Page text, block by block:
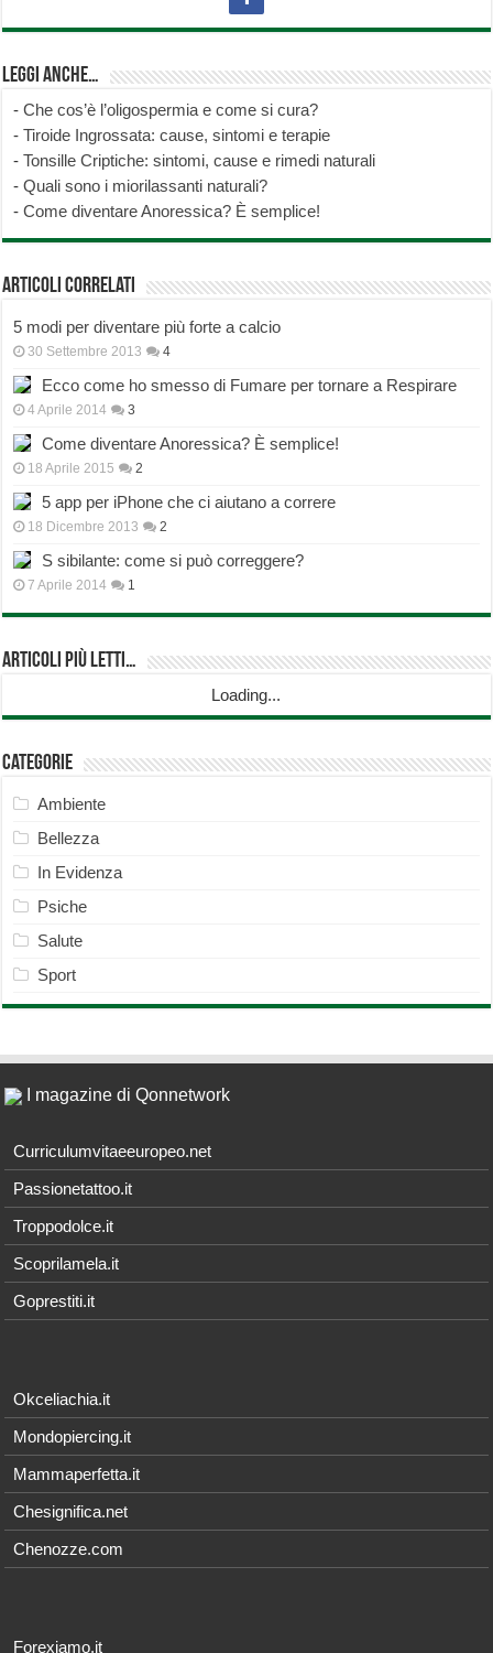
Leggi anche…
-Che cos’è l’oligospermia e come si cura?
-Tiroide Ingrossata: cause, sintomi e terapie
-Tonsille Criptiche: sintomi, cause e rimedi naturali
-Quali sono i miorilassanti naturali?
-Come diventare Anoressica? È semplice!
Articoli correlati
5 modi per diventare più forte a calcio
30 Settembre 2013 4
Ecco come ho smesso di Fumare per tornare a Respirare
4 Aprile 2014 3
Come diventare Anoressica? È semplice!
18 Aprile 2015 2
5 app per iPhone che ci aiutano a correre
18 Dicembre 2013 2
S sibilante: come si può correggere?
7 Aprile 2014 1
Articoli più Letti…
Loading...
Categorie
Ambiente
Bellezza
In Evidenza
Psiche
Salute
Sport
I magazine di Qonnetwork
Curriculumvitaeeuropeo.net
Passionetattoo.it
Troppodolce.it
Scoprilamela.it
Goprestiti.it
Okceliachia.it
Mondopiercing.it
Mammaperfetta.it
Chesignifica.net
Chenozze.com
Forexiamo.it